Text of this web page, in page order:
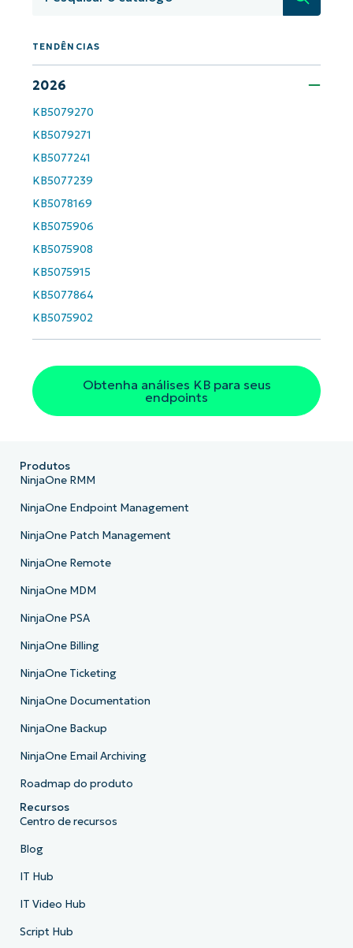
TENDÊNCIAS
2026
KB5079270
KB5079271
KB5077241
KB5077239
KB5078169
KB5075906
KB5075908
KB5075915
KB5077864
KB5075902
Obtenha análises KB para seus
endpoints
Comece a usar as análises de KB
orientadas por IA do NinjaOne!
First
and
name*
email*
Phone
number*
País
Company
name*
Produtos
NinjaOne RMM
NinjaOne Endpoint Management
NinjaOne Patch Management
NinjaOne Remote
NinjaOne MDM
NinjaOne PSA
NinjaOne Billing
NinjaOne Ticketing
NinjaOne Documentation
NinjaOne Backup
NinjaOne Email Archiving
Roadmap do produto
Recursos
Centro de recursos
Blog
IT Hub
IT Video Hub
Script Hub